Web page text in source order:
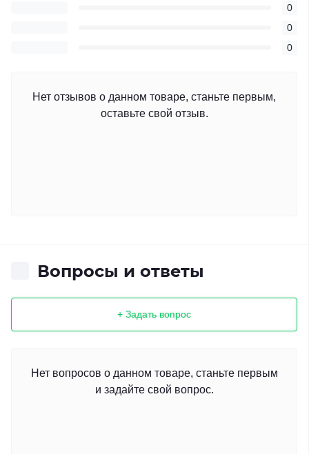
0
0
0
Нет отзывов о данном товаре, станьте первым,
оставьте свой отзыв.
Вопросы и ответы
+ Задать вопрос
Нет вопросов о данном товаре, станьте первым
и задайте свой вопрос.